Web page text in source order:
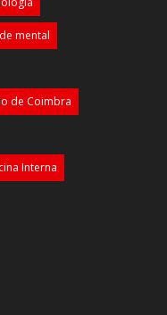
mental
de Coimbra
Interna